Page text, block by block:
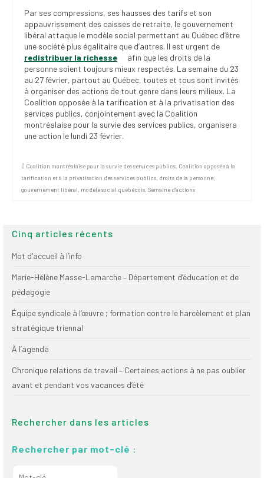
SCCUQ info
SCCUQ intervention
Par ses compressions, ses hausses des tarifs et son
appauvrissement des caisses de retraite, le gouvernement
libéral attaque le modèle social permettant au Québec d’être
une société plus égalitaire que d’autres. Il est urgent de
redistribuer la richesse
afin que les droits de la
personne soient toujours mieux respectés. La semaine du 23
au 27 février, partout au Québec, toutes et tous sont invités
à organiser des actions de tout genre dans leurs milieux. La
Coalition opposée à la tarification et à la privatisation des
services publics, conjointement avec la Coalition
montréalaise pour la survie des services publics, organisera
une action le lundi 23 février.
Coalition montréalaise pour la survie des services publics, Coalition opposée à la
tarification et à la privatisation des services publics, droits de la personne,
gouvernement libéral, modèle social québécois, Semaine d'actions
Cinq articles récents
Mot d’accueil à l’info
Marie-Hélène Masse-Lamarche – Département d’éducation et de
pédagogie
Équipe syndicale à l’œuvre ; formation contre le harcèlement et plan
stratégique triennal
À l’agenda
Chronique relations de travail – Certaines actions à ne pas oublier
avant et pendant vos vacances d’été
Rechercher dans les articles
Rechercher par mot-clé :